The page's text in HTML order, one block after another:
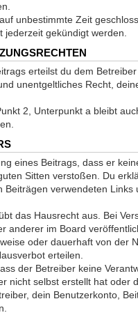
unbestimmte Zeit
jederzeit gekündigt werden.
erteilst du dem
unentgeltliches Recht,
2, Unterpunkt a bleibt
eines Beitrags, dass er
Sitten verstoßen. Du
Beiträgen verwendeten Links
das Hausrecht aus. Bei
anderer im Board
oder dauerhaft von der
erteilen.
der Betreiber keine
nicht selbst erstellt hat oder
dein Benutzerkonto,